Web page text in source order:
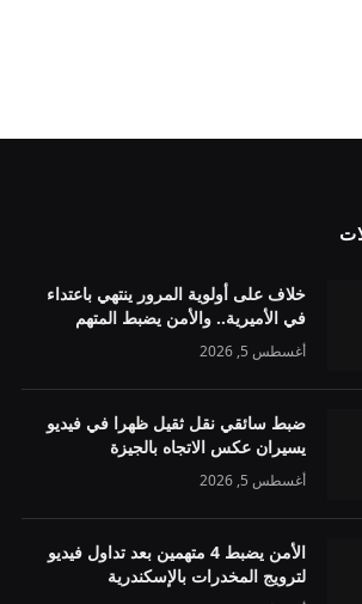
خلاف على أولوية المرور ينتهي باعتداء
في الأميرية.. والأمن يضبط المتهم
أغسطس 5, 2026
ضبط سائقي نقل ثقيل ظهرا في فيديو
يسيران عكس الاتجاه بالجيزة
أغسطس 5, 2026
الأمن يضبط 4 متهمين بعد تداول فيديو
لترويج المخدرات بالإسكندرية